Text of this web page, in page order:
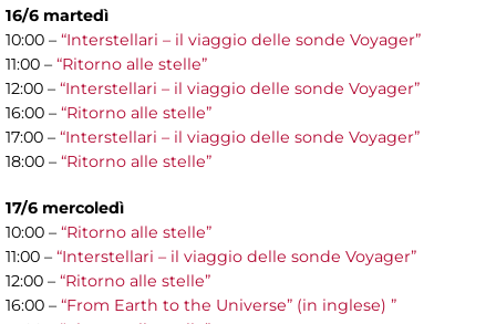
16/6 martedì
10:00 – “Interstellari – il viaggio delle sonde Voyager”
11:00 – “Ritorno alle stelle”
12:00 – “Interstellari – il viaggio delle sonde Voyager”
16:00 – “Ritorno alle stelle”
17:00 – “Interstellari – il viaggio delle sonde Voyager”
18:00 – “Ritorno alle stelle”
17/6 mercoledì
10:00 – “Ritorno alle stelle”
11:00 – “Interstellari – il viaggio delle sonde Voyager”
12:00 – “Ritorno alle stelle”
16:00 – “From Earth to the Universe” (in inglese) ”